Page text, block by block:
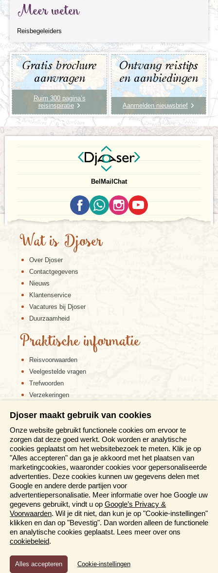
Meer weten
Reisbegeleiders
Gratis brochure
aanvragen
Ruim 300 pagina’s
reisinspiratie
Ontvang reistips
en aanbiedingen
Aanmelden nieuwsbrief
BelMailChat
Wat is Djoser
Over Djoser
Contactgegevens
Nieuws
Klantenservice
Vacatures bij Djoser
Duurzaamheid
Praktische informatie
Reisvoorwaarden
Veelgestelde vragen
Trefwoorden
Verzekeringen
Disclaimer
Cookiebeleid
Privacy verklaring
Reis en boek met Djoser zekerheid
Meer weten?
Brochures aanvragen
Informatiedagen
Magazine
Aanmelden nieuwsbrief
Djoser maakt gebruik van cookies
Onze website gebruikt functionele cookies om ervoor te
zorgen dat deze goed werkt. Ook worden er analytische
cookies geplaatst om het websitebezoek te meten. Klik je op
"Alles accepteren" dan ga je akkoord met het plaatsen van
marketingcookies, waaronder cookies voor gepersonaliseerde
advertenties. Deze cookies kunnen uw gegevens delen met
Google en andere derde partijen voor
advertentiepersonalisatie. Meer informatie over hoe Google uw
gegevens gebruikt, vindt u op Google’s Privacy &
Voorwaarden. Wil je dit niet, dan kun je op "Cookie-instellingen"
klikken en dan op "Bevestig". Dan worden alleen de functionele
en analytische cookies geplaatst. Lees meer over ons
cookiebeleid.
Functioneel en Analytisch
Cookies die er voor zorgen dat de website naar behoren
Cookie-instellingen